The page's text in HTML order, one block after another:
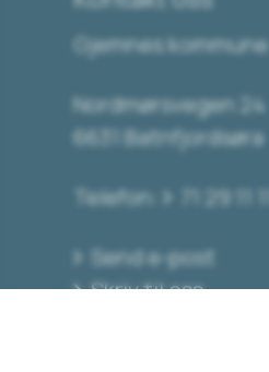
Gjemnes kommune
Nordmørsvegen 24
6631 Batnfjordsøra
Telefon: 71 29 11 11
Send e-post
Skriv til oss